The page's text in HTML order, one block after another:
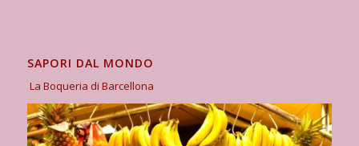
SAPORI DAL MONDO
La Boqueria di Barcellona